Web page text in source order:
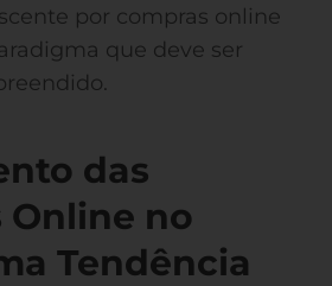
por compras online
que deve ser
das
Online no
Tendência